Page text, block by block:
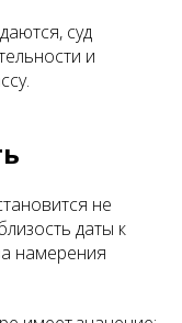
суд
и
не
даты к
намерения